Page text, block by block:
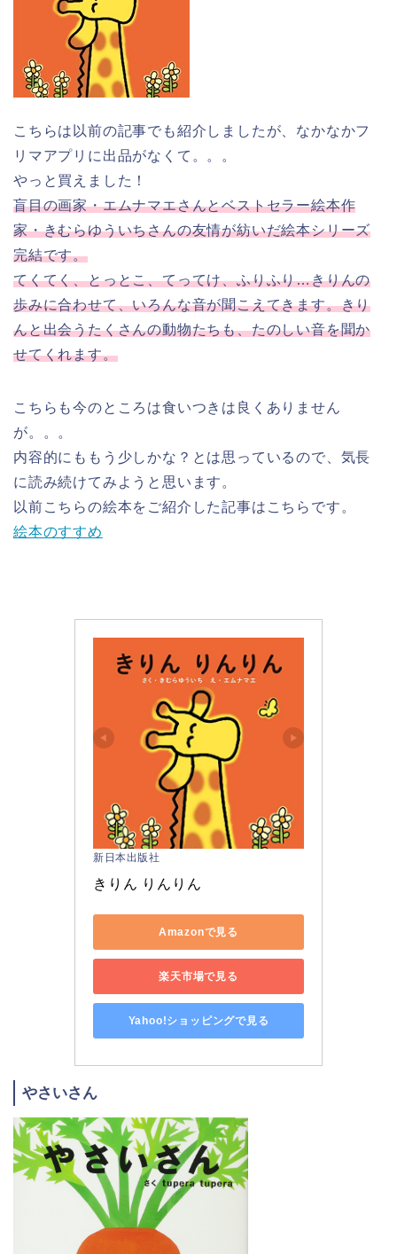
こちらは以前の記事でも紹介しましたが、なかなかフ
リマアプリに出品がなくて。。。
やっと買えました！
盲目の画家・エムナマエさんとベストセラー絵本作
家・きむらゆういちさんの友情が紡いだ絵本シリーズ
完結です。
てくてく、とっとこ、てってけ、ふりふり…きりんの
歩みに合わせて、いろんな音が聞こえてきます。きり
んと出会うたくさんの動物たちも、たのしい音を聞か
せてくれます。
こちらも今のところは食いつきは良くありません
が。。。
内容的にももう少しかな？とは思っているので、気長
に読み続けてみようと思います。
以前こちらの絵本をご紹介した記事はこちらです。
絵本のすすめ
新日本出版社
きりん りんりん
Amazonで見る
楽天市場で見る
Yahoo!ショッピングで見る
やさいさん